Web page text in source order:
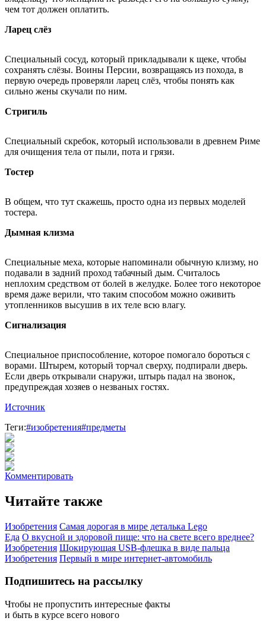
чем тот должен оплатить.
Ларец слёз
Специальный сосуд, который прикладывали к щеке, чтобы
сохранять слёзы. Воины Персии, возвращаясь из похода, в
первую очередь проверяли ларец слёз, чтобы понять как
сильно жены скучали по ним.
Стригиль
Специальный скребок, который использовали в древнем Риме
для очищения тела от пыли, пота и грязи.
Тостер
В общем, что тут скажешь, просто одна из первых моделей
тостера.
Дымная клизма
Специальные меха, которые напоминали обычную клизму, но
подавали в задний проход табачный дым. Считалось
неплохим средством от болей в желудке. Более того некоторое
время даже верили, что таким способом можно оживить
утопленников высушив в их теле всю влагу.
Сигнализация
Специальное приспособление, которое помогало бороться с
ворами. Штырем, который торчал сверху, подпирали дверь.
Если дверь открывали снаружи, штырь падал на звонок,
предупреждая хозяев о незваных гостях.
Источник
Теги:#изобретения#предметы
Комментировать
Читайте также
Изобретения Самая дорогая в мире деталька Lego
Еда О вкусной и здоровой пище: что на свете всего вреднее?
Изобретения Шокирующая USB-флешка в виде пальца
Изобретения Первый в мире интернет-автомобиль
Подпишитесь на рассылку
Чтобы не пропустить интересные факты
и быть в курсе всего нового